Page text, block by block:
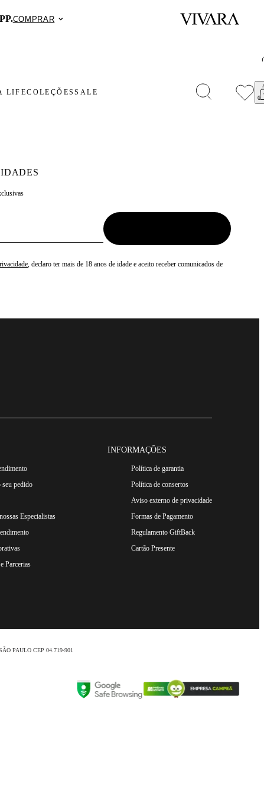
COMPRAR
LIFECOLEÇÕESSALE
, declaro ter mais de 18 anos de idade e aceito receber comunicados de
pedido
Especialistas
Parcerias
INFORMAÇÕES
Política de garantia
Política de consertos
Aviso externo de privacidade
Formas de Pagamento
Regulamento GiftBack
Cartão Presente
PAULO CEP 04.719-901